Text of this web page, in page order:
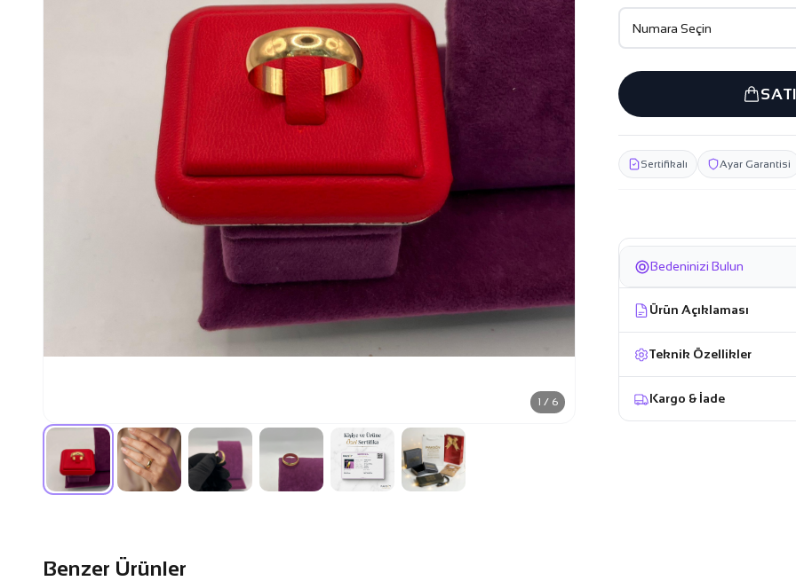
1 / 6
Sertifikalı Ayar Garantisi
Bedeninizi Bulun
Ürün Açıklaması
Teknik Özellikler
Kargo & İade
Benzer Ürünler